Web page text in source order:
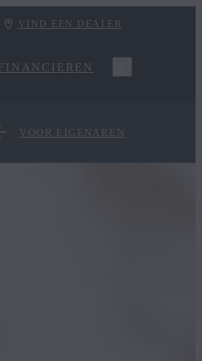
VIND EEN DEALER
VOOR EIGENAREN